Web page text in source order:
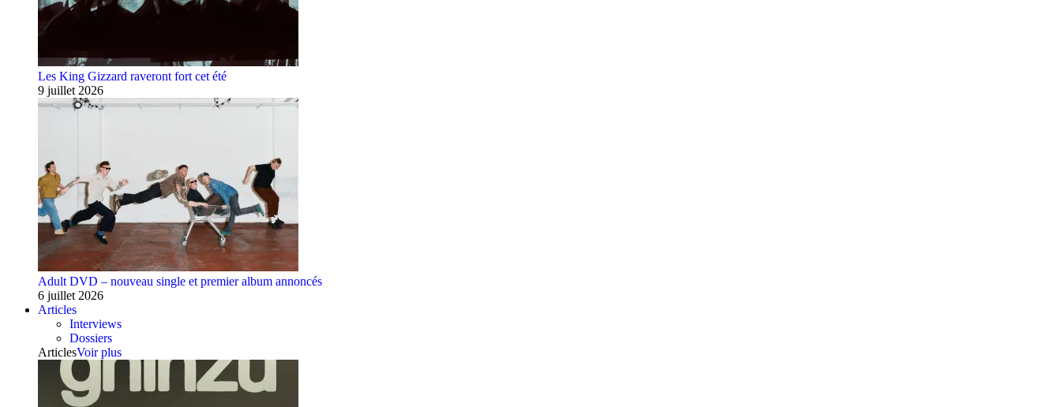
Les King Gizzard raveront fort cet été
9 juillet 2026
Adult DVD – nouveau single et premier album annoncés
6 juillet 2026
Articles
Interviews
Dossiers
ArticlesVoir plus